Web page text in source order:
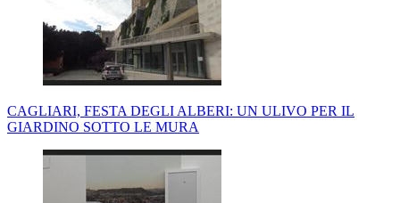
CAGLIARI, FESTA DEGLI ALBERI: UN ULIVO PER IL
GIARDINO SOTTO LE MURA